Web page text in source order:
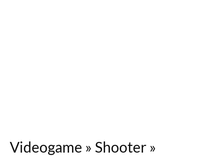
Videogame » Shooter »